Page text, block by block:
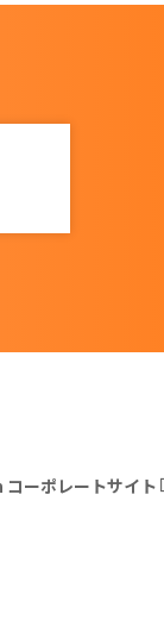
ーポレートサイト